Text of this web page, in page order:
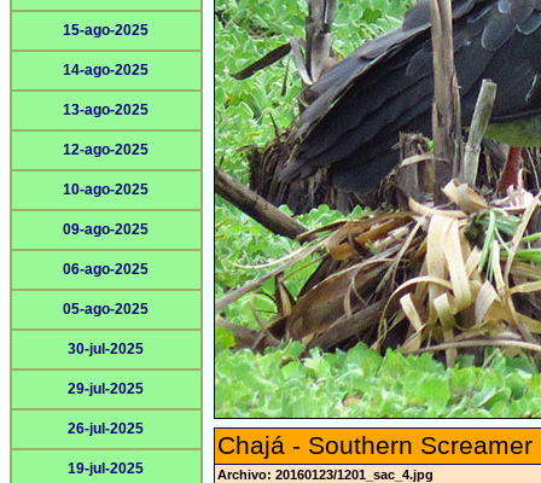
15-ago-2025
14-ago-2025
13-ago-2025
12-ago-2025
10-ago-2025
09-ago-2025
06-ago-2025
05-ago-2025
30-jul-2025
29-jul-2025
26-jul-2025
19-jul-2025
Chajá - Southern
Archivo: 20160123/1201_sac_4.jpg